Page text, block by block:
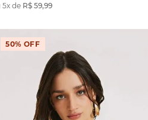
5x de R$ 59,99
50% OFF